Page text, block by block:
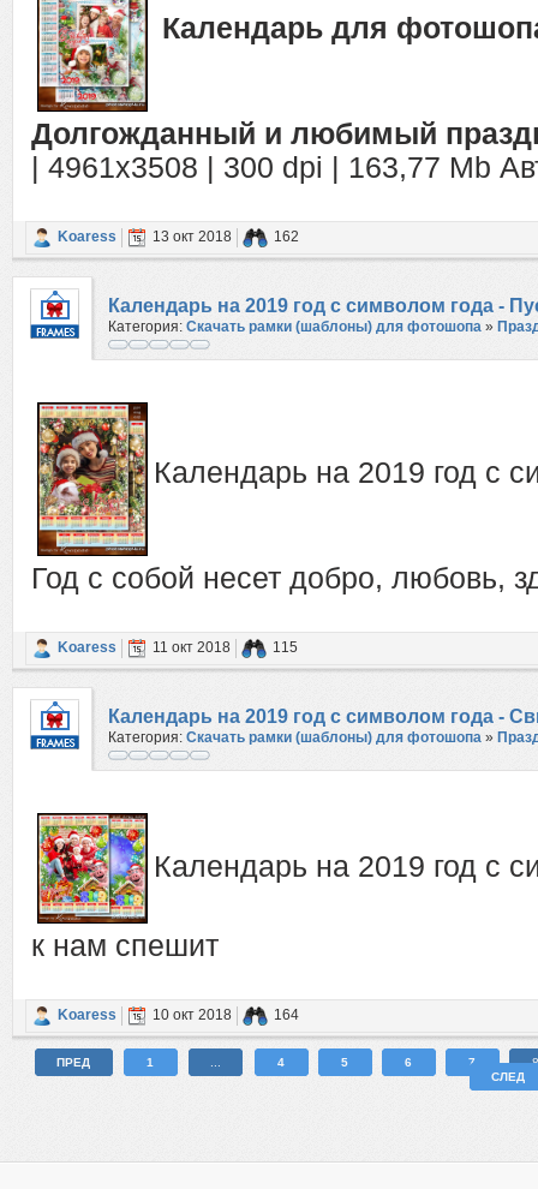
Календарь для
Долгожданный и любимый
| 4961x3508 | 300 dpi | 163,77 Mb
Koaress 13 окт 2018 162
Календарь на 2019 год с символом года -
здоровье, счастье
Категория: Скачать рамки (шаблоны) для фотошопа »
Календарь на 2019 год с
Год с собой несет добро, любовь,
Koaress 11 окт 2018 115
Календарь на 2019 год с символом года -
Категория: Скачать рамки (шаблоны) для фотошопа »
Календарь на 2019 год с
к нам спешит
Koaress 10 окт 2018 164
ПРЕД 1 4 5 6 7
8
СЛЕД